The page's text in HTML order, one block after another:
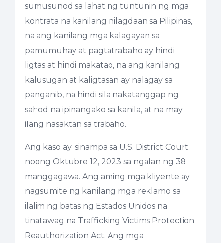
sumusunod sa lahat ng tuntunin ng mga
kontrata na kanilang nilagdaan sa Pilipinas,
na ang kanilang mga kalagayan sa
pamumuhay at pagtatrabaho ay hindi
ligtas at hindi makatao, na ang kanilang
kalusugan at kaligtasan ay nalagay sa
panganib, na hindi sila nakatanggap ng
sahod na ipinangako sa kanila, at na may
ilang nasaktan sa trabaho.
Ang kaso ay isinampa sa U.S. District Court
noong Oktubre 12, 2023 sa ngalan ng 38
manggagawa. Ang aming mga kliyente ay
nagsumite ng kanilang mga reklamo sa
ilalim ng batas ng Estados Unidos na
tinatawag na Trafficking Victims Protection
Reauthorization Act. Ang mga